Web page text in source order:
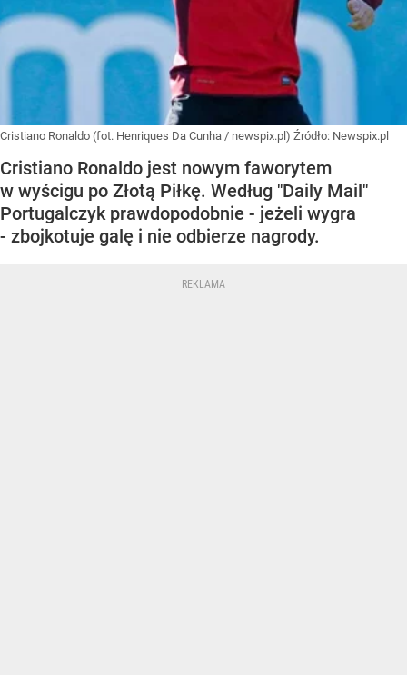
Cristiano Ronaldo (fot. Henriques Da Cunha / newspix.pl) Źródło: Newspix.pl
Cristiano Ronaldo jest nowym faworytem
w wyścigu po Złotą Piłkę. Według "Daily Mail"
Portugalczyk prawdopodobnie - jeżeli wygra
- zbojkotuje galę i nie odbierze nagrody.